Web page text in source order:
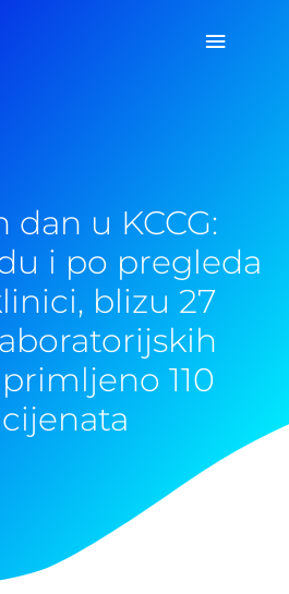
Glavni
dan u KCCG:
i po pregleda
blizu 27
110